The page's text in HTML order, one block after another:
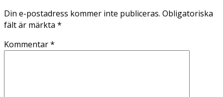
Din e-postadress kommer inte publiceras. Obligatoriska
fält är märkta *
Kommentar*